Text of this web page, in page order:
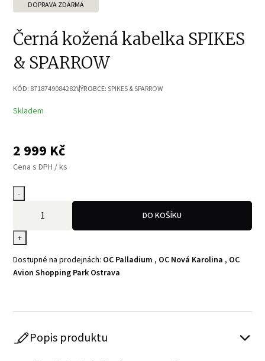
DOPRAVA ZDARMA
Černá kožená kabelka SPIKES
& SPARROW
KÓD: 8718749084282VÝROBCE: SPIKES & SPARROW
Skladem
2 999 Kč
Cena s DPH / ks
-
+
DO KOŠÍKU
Dostupné na prodejnách: OC Palladium , OC Nová Karolina , OC
Avion Shopping Park Ostrava
Popis produktu